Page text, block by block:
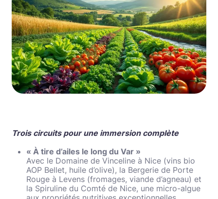
Trois circuits pour une immersion complète
« À tire d’ailes le long du Var »
Avec le Domaine de Vinceline à Nice (vins bio
AOP Bellet, huile d’olive), la Bergerie de Porte
Rouge à Levens (fromages, viande d’agneau) et
la Spiruline du Comté de Nice, une micro-algue